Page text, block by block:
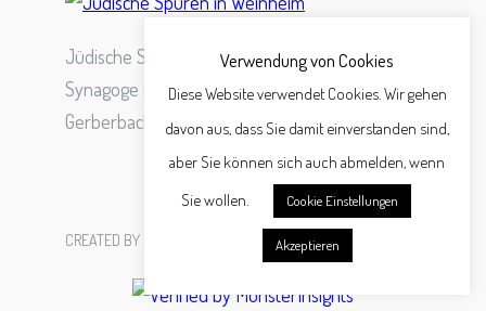
Jüdische Spuren in Weinheim Ehemalige
Synagoge in der Hauptstraße 143 Ansicht vom
Gerberbachviertel
CREATED BY SCHÄFER WERBEAGENTUR GMBH
Verwendung von Cookies
Diese Website verwendet Cookies. Wir gehen
davon aus, dass Sie damit einverstanden sind,
aber Sie können sich auch abmelden, wenn
Sie wollen.
Cookie Einstellungen
Akzeptieren